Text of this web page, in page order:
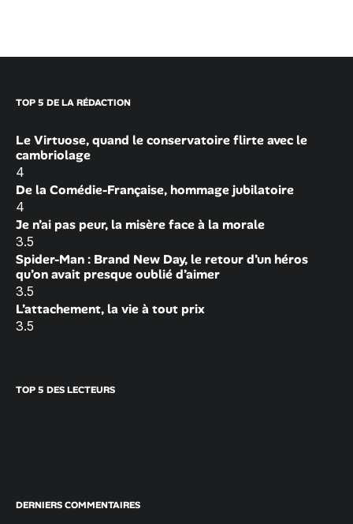
TOP 5 DE LA RÉDACTION
Le Virtuose, quand le conservatoire flirte avec le
cambriolage
4
De la Comédie-Française, hommage jubilatoire
4
Je n’ai pas peur, la misère face à la morale
3.5
Spider-Man : Brand New Day, le retour d’un héros
qu’on avait presque oublié d’aimer
3.5
L’attachement, la vie à tout prix
3.5
TOP 5 DES LECTEURS
DERNIERS COMMENTAIRES